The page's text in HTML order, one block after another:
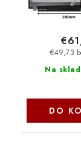
Na
€49,73
DO